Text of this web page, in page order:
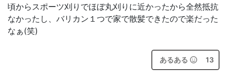
頃からスポーツ刈りでほぼ丸刈りに近かったから全然抵抗
なかったし、バリカン１つで家で散髪できたので楽だった
なぁ(笑)
あるある 13